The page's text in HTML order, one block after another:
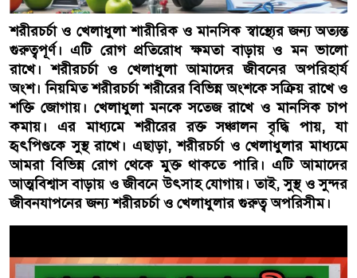
শরীরচর্চা ও খেলাধুলা শারীরিক ও মানসিক স্বাস্থ্যের জন্য অত্যন্ত
গুরুত্বপূর্ণ। এটি রোগ প্রতিরোধ ক্ষমতা বাড়ায় ও মন ভালো
রাখে। শরীরচর্চা ও খেলাধুলা আমাদের জীবনের অপরিহার্য
অংশ। নিয়মিত শরীরচর্চা শরীরের বিভিন্ন অংশকে সক্রিয় রাখে ও
শক্তি জোগায়। খেলাধুলা মনকে সতেজ রাখে ও মানসিক চাপ
কমায়। এর মাধ্যমে শরীরের রক্ত সঞ্চালন বৃদ্ধি পায়, যা
হৃৎপিণ্ডকে সুস্থ রাখে। এছাড়া, শরীরচর্চা ও খেলাধুলার মাধ্যমে
আমরা বিভিন্ন রোগ থেকে মুক্ত থাকতে পারি। এটি আমাদের
আত্মবিশ্বাস বাড়ায় ও জীবনে উৎসাহ যোগায়। তাই, সুস্থ ও সুন্দর
জীবনযাপনের জন্য শরীরচর্চা ও খেলাধুলার গুরুত্ব অপরিসীম।